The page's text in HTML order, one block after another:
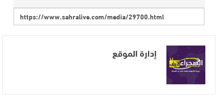
إدارة الموقع